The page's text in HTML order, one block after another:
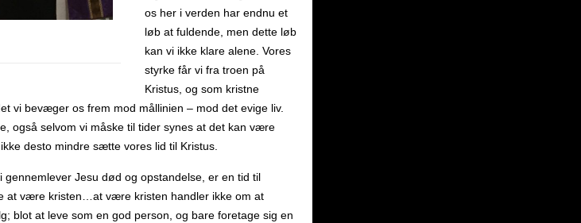
os her i verden har endnu et
løb at fuldende, men dette løb
kan vi ikke klare alene. Vores
styrke får vi fra troen på
Kristus, og som kristne
vi bevæger os frem mod mållinien – mod det evige liv.
også selvom vi måske til tider synes at det kan være
desto mindre sætte vores lid til Kristus.
Jesu død og opstandelse, er en tid til
at være kristen…at være kristen handler ikke om at
blot at leve som en god person, og bare foretage sig en